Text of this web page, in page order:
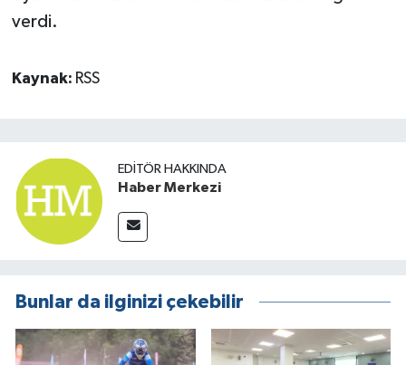
verdi.
Kaynak: RSS
EDITÖR HAKKINDA
Haber Merkezi
Bunlar da ilginizi çekebilir